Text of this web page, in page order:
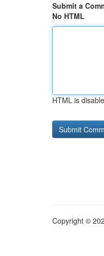
Submit a
No HTML
HTML is
Copyright ©